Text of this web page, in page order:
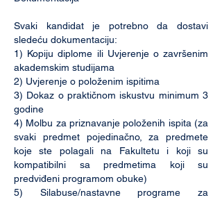
Svaki kandidat je potrebno da dostavi
sledeću dokumentaciju:
1) Kopiju diplome ili Uvjerenje o završenim
akademskim studijama
2) Uvjerenje o položenim ispitima
3) Dokaz o praktičnom iskustvu minimum 3
godine
4) Molbu za priznavanje položenih ispita (za
svaki predmet pojedinačno, za predmete
koje ste polagali na Fakultetu i koji su
kompatibilni sa predmetima koji su
predviđeni programom obuke)
5) Silabuse/nastavne programe za